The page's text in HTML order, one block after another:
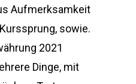
Aufmerksamkeit
sowie.
2021
Dinge, mit